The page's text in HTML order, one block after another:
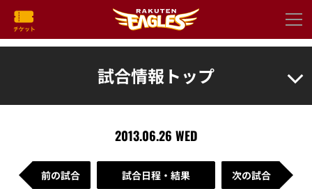
試合情報トップ
2013.06.26 WED
前の試合 試合日程・結果 次の試合